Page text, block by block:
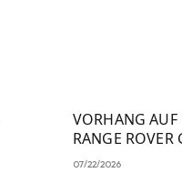
VORHANG AUF
RANGE ROVER
07/22/2026